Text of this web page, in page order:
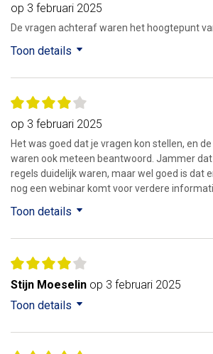
op 3 februari 2025
De vragen achteraf waren het hoogtepunt
Toon details
op 3 februari 2025
Het was goed dat je vragen kon stellen, en
waren ook meteen beantwoord. Jammer dat
regels duidelijk waren, maar wel goed is dat
nog een webinar komt voor verdere
Toon details
Stijn Moeselin op 3 februari 2025
Toon details